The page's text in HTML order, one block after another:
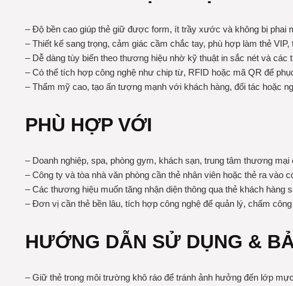
– Độ bền cao giúp thẻ giữ được form, ít trầy xước và không bị phai
– Thiết kế sang trọng, cảm giác cầm chắc tay, phù hợp làm thẻ
– Dễ dàng tùy biến theo thương hiệu nhờ kỹ thuật in sắc nét và các
– Có thể tích hợp công nghệ như chip từ, RFID hoặc mã QR để
– Thẩm mỹ cao, tạo ấn tượng mạnh với khách hàng, đối tác hoặc
PHÙ HỢP VỚI
– Doanh nghiệp, spa, phòng gym, khách sạn, trung tâm thương
– Công ty và tòa nhà văn phòng cần thẻ nhân viên hoặc thẻ ra vào
– Các thương hiệu muốn tăng nhận diện thông qua thẻ khách hàng
– Đơn vị cần thẻ bền lâu, tích hợp công nghệ để quản lý, chấm
HƯỚNG DẪN SỬ DỤNG &
– Giữ thẻ trong môi trường khô ráo để tránh ảnh hưởng đến lớp